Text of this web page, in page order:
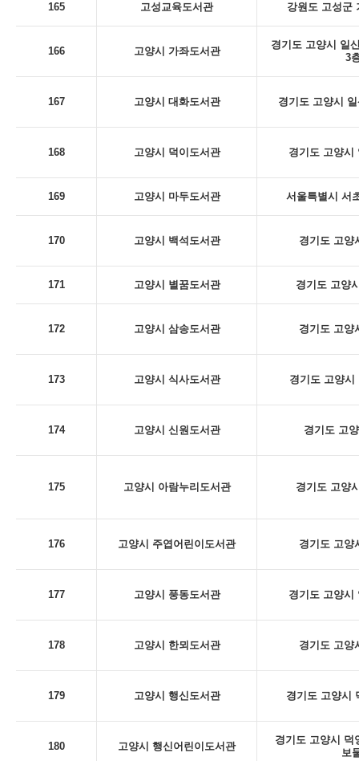
165 고성교육도서관 강원도 고성군
166 고양시 가좌도서관
경기도 고양시 일
3
167 고양시 대화도서관 경기도 고양시
168 고양시 덕이도서관 경기도 고양시
169 고양시 마두도서관 서울특별시 서
170 고양시 백석도서관 경기도 고양
171 고양시 별꿈도서관 경기도 고양
172 고양시 삼송도서관 경기도 고양
173 고양시 식사도서관 경기도 고양시
174 고양시 신원도서관 경기도 고
175 고양시 아람누리도서관 경기도 고양
176 고양시 주엽어린이도서관 경기도 고양
177 고양시 풍동도서관 경기도 고양시
178 고양시 한뫼도서관 경기도 고양
179 고양시 행신도서관 경기도 고양시
180 고양시 행신어린이도서관
경기도 고양시 덕
보